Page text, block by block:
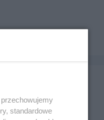
standardowe